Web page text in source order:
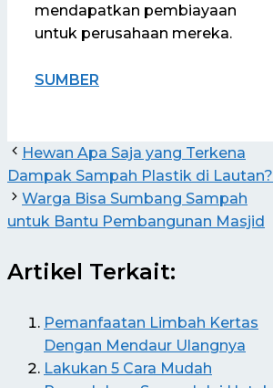
mendapatkan pembiayaan
untuk perusahaan mereka.
SUMBER
Hewan Apa Saja yang Terkena
Dampak Sampah Plastik di Lautan?
Warga Bisa Sumbang Sampah
untuk Bantu Pembangunan Masjid
Artikel Terkait:
Pemanfaatan Limbah Kertas
Dengan Mendaur Ulangnya
Lakukan 5 Cara Mudah